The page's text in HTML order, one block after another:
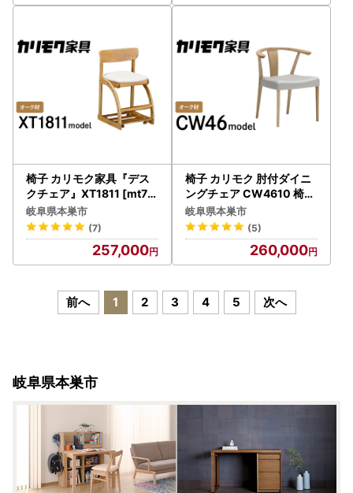
椅子 カリモク家具『デス
クチェア』XT1811 [mt73
7] 椅子
岐阜県本巣市
(7)
257,000
椅子 カリモク 肘付ダイニ
ングチェア CW4610 椅子
mt799
岐阜県本巣市
(5)
260,000
前へ 1 2 3 4 5 次へ
岐阜県本巣市